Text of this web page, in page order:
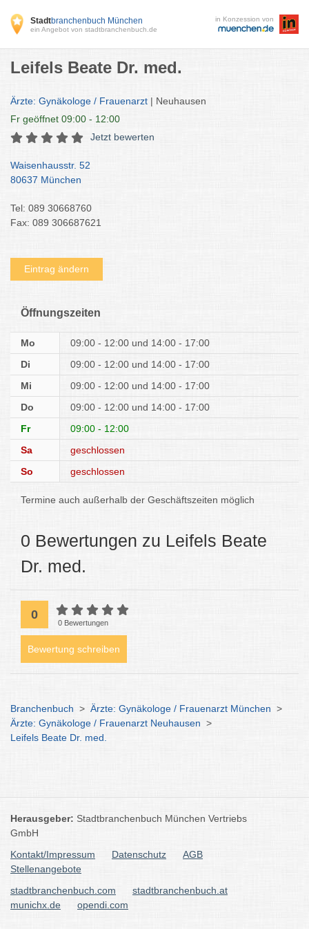
Stadtbranchenbuch München
ein Angebot von stadtbranchenbuch.de
in Konzession von
Leifels Beate Dr. med.
Ärzte: Gynäkologe / Frauenarzt | Neuhausen
Fr geöffnet 09:00 - 12:00
Jetzt bewerten
Waisenhausstr. 52
80637 München
Tel: 089 30668760
Fax: 089 306687621
Eintrag ändern
Öffnungszeiten
Mo 09:00 - 12:00
14:00 - 17:00
Di
09:00 - 12:00
14:00 - 17:00
Mi
09:00 - 12:00
14:00 - 17:00
Do
09:00 - 12:00
14:00 - 17:00
Fr
09:00 - 12:00
Sa
geschlossen
So
geschlossen
Termine auch außerhalb der Geschäftszeiten möglich
0 Bewertungen zu Leifels Beate
Dr. med.
0
0 Bewertungen
Bewertung schreiben
Branchenbuch > Ärzte: Gynäkologe / Frauenarzt München >
Ärzte: Gynäkologe / Frauenarzt Neuhausen >
Leifels Beate Dr. med.
Herausgeber: Stadtbranchenbuch München Vertriebs
GmbH
Kontakt/Impressum
Datenschutz
AGB
Stellenangebote
stadtbranchenbuch.com
stadtbranchenbuch.at
munichx.de
opendi.com